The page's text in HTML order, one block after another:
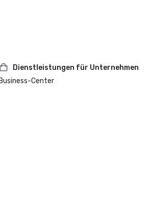
Dienstleistungen für Unternehmen
Business-Center